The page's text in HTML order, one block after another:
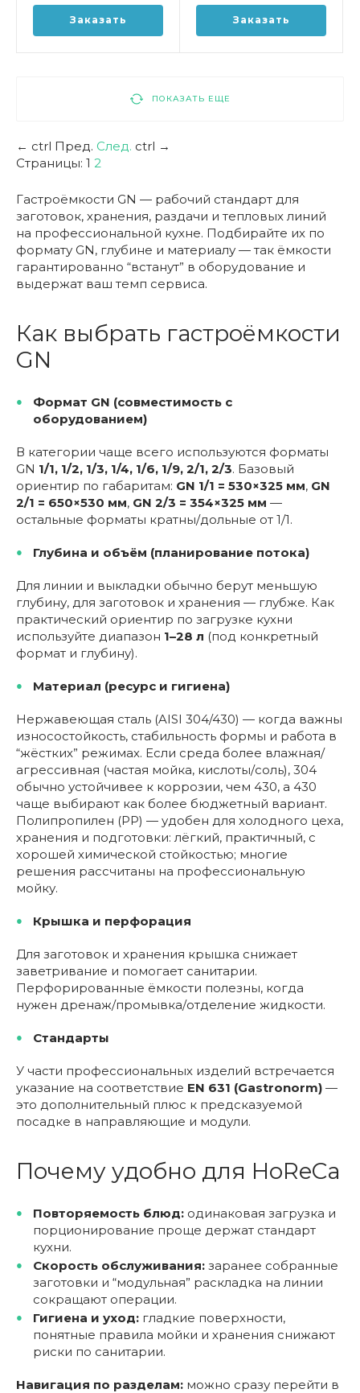
Заказать Заказать
ПОКАЗАТЬ ЕЩЕ
← ctrl Пред. След. ctrl →
Страницы: 1 2
Гастроёмкости GN — рабочий стандарт для
заготовок, хранения, раздачи и тепловых линий
на профессиональной кухне. Подбирайте их по
формату GN, глубине и материалу — так ёмкости
гарантированно “встанут” в оборудование и
выдержат ваш темп сервиса.
Как выбрать гастроёмкости
GN
Формат GN (совместимость с
оборудованием)
В категории чаще всего используются форматы
GN 1/1, 1/2, 1/3, 1/4, 1/6, 1/9, 2/1, 2/3. Базовый
ориентир по габаритам: GN 1/1 = 530×325 мм, GN
2/1 = 650×530 мм, GN 2/3 = 354×325 мм —
остальные форматы кратны/дольные от 1/1.
Глубина и объём (планирование потока)
Для линии и выкладки обычно берут меньшую
глубину, для заготовок и хранения — глубже. Как
практический ориентир по загрузке кухни
используйте диапазон 1–28 л (под конкретный
формат и глубину).
Материал (ресурс и гигиена)
Нержавеющая сталь (AISI 304/430) — когда важны
износостойкость, стабильность формы и работа в
“жёстких” режимах. Если среда более влажная/
агрессивная (частая мойка, кислоты/соль), 304
обычно устойчивее к коррозии, чем 430, а 430
чаще выбирают как более бюджетный вариант.
Полипропилен (PP) — удобен для холодного цеха,
хранения и подготовки: лёгкий, практичный, с
хорошей химической стойкостью; многие
решения рассчитаны на профессиональную
мойку.
Крышка и перфорация
Для заготовок и хранения крышка снижает
заветривание и помогает санитарии.
Перфорированные ёмкости полезны, когда
нужен дренаж/промывка/отделение жидкости.
Стандарты
У части профессиональных изделий встречается
указание на соответствие EN 631 (Gastronorm) —
это дополнительный плюс к предсказуемой
посадке в направляющие и модули.
Почему удобно для HoReCa
Повторяемость блюд: одинаковая загрузка и
порционирование проще держат стандарт
кухни.
Скорость обслуживания: заранее собранные
заготовки и “модульная” раскладка на линии
сокращают операции.
Гигиена и уход: гладкие поверхности,
понятные правила мойки и хранения снижают
риски по санитарии.
Навигация по разделам: можно сразу перейти в